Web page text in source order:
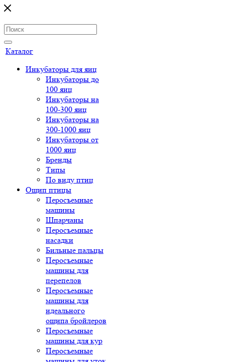
Каталог
Инкубаторы для яиц
Инкубаторы до
100 яиц
Инкубаторы на
100-300 яиц
Инкубаторы на
300-1000 яиц
Инкубаторы от
1000 яиц
Бренды
Типы
По виду птиц
Ощип птицы
Перосъемные
машины
Шпарчаны
Перосъемные
насадки
Бильные пальцы
Перосъемные
машины для
перепелов
Перосъемные
машины для
идеального
ощипа бройлеров
Перосъемные
машины для кур
Перосъемные